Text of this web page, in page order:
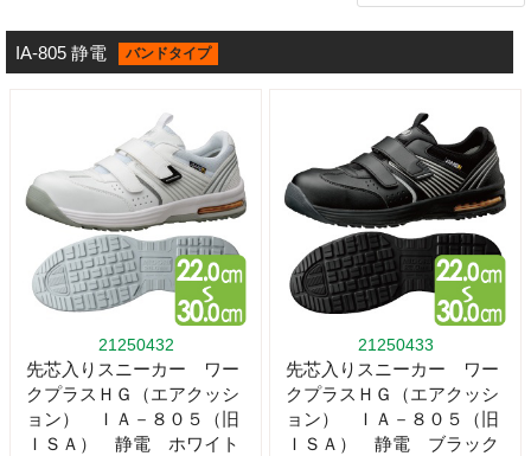
IA-805 静電 バンドタイプ
21250432
先芯入りスニーカー ワー
クプラスＨＧ（エアクッシ
ョン） ＩＡ－８０５（旧
ＩＳＡ） 静電 ホワイト
21250433
先芯入りスニーカー ワー
クプラスＨＧ（エアクッシ
ョン） ＩＡ－８０５（旧
ＩＳＡ） 静電 ブラック